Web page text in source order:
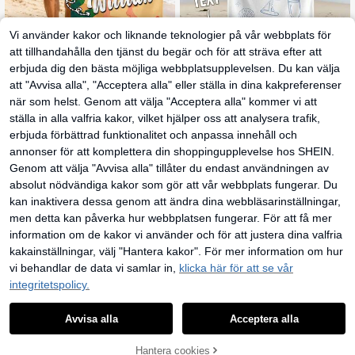
En personlig strandhalsduk, tillgängl
ig för anpassning med ditt namn oc
h foto. Med sin humoristiska design
är den perfekt för användning på str
anden, vid poolen och under strand
semestrar. Denna mångsidiga stran
dhalsduk är idealisk för utomhusakt
iviteter och resor, och ger komfort u
nder fritid, solbad och avkoppling. E
n unik present till henne, honom, för
äldrar, flickvän eller pojkvän.
87
Personaliserad anpassad strandhan
dduk, superabsorberande badhand
1 st anpassad strandhandduk med n
amn, personlig poolhandduk, perso
nlig strandhandduk, personlig badh
andduk, presenthandduk, bokstavs
kombinations-strandhandduk, lämp
lig för svensexa, resor, semester, mo
rs dag-present, tärngåva, ett måste
114kr
1 st personlig mikrofiberstrandhand
duk - Snabbtorkande ultrafin fiber,
0
Vi använder kakor och liknande teknologier på vår webbplats för
att tillhandahålla den tjänst du begär och för att sträva efter att
erbjuda dig den bästa möjliga webbplatsupplevelsen. Du kan välja
att "Avvisa alla", "Acceptera alla" eller ställa in dina kakpreferenser
när som helst. Genom att välja "Acceptera alla" kommer vi att
ställa in alla valfria kakor, vilket hjälper oss att analysera trafik,
erbjuda förbättrad funktionalitet och anpassa innehåll och
annonser för att komplettera din shoppingupplevelse hos SHEIN.
Genom att välja "Avvisa alla" tillåter du endast användningen av
absolut nödvändiga kakor som gör att vår webbplats fungerar. Du
kan inaktivera dessa genom att ändra dina webbläsarinställningar,
men detta kan påverka hur webbplatsen fungerar. För att få mer
information om de kakor vi använder och för att justera dina valfria
kakainställningar, välj "Hantera kakor". För mer information om hur
vi behandlar de data vi samlar in, klicka här för att se vår
integritetspolicy.
Avvisa alla Acceptera alla
Hantera cookies